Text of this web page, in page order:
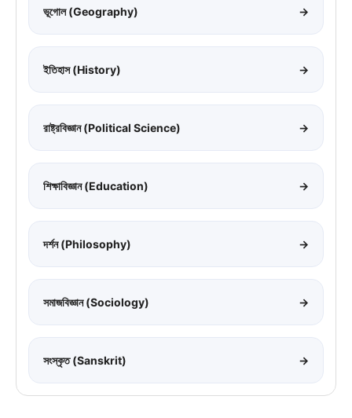
ভূগোল (Geography) →
ইতিহাস (History) →
রাষ্ট্রবিজ্ঞান (Political Science) →
শিক্ষাবিজ্ঞান (Education) →
দর্শন (Philosophy) →
সমাজবিজ্ঞান (Sociology) →
সংস্কৃত (Sanskrit) →